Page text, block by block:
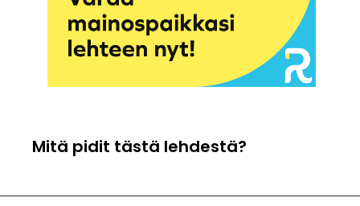
Mitä pidit tästä lehdestä?